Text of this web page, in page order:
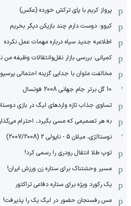
پرواز کریم با پای ترکش خورده (عکس)
کیوو: دوست دارم چند بازیکن دیگر بخریم
اطلاعیه جدید سپاه درباره مهمات عمل نکرده
کمپانی: بررسی بازار نقل‌وانتقالات وظیفه
مخالفت ملوان با جدایی گزینه احتمالی
10 گل برتر جام جهانی 2008 فوتسال
تساوی جذاب تازه واردهای لیگ در بازی
به هر تصمیمی که مسی بگیرد، احترام
نوستالژی، میلان 5 - ناپولی 2 (2007/2008)
توپ طلا انتقال رودری را رسمی کرد!
مسیر وحشتناک برای ستاره زن ورزش ایران!
یک رکورد ویژه برای ستاره دفاعی تراکتور
مس رفسنجان حضور در لیگ یک را پذیرفت!